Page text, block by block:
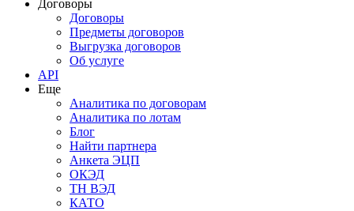
Договоры
Договоры
Предметы договоров
Выгрузка договоров
Об услуге
API
Еще
Аналитика по договорам
Аналитика по лотам
Блог
Найти партнера
Анкета ЭЦП
ОКЭД
ТН ВЭД
КАТО